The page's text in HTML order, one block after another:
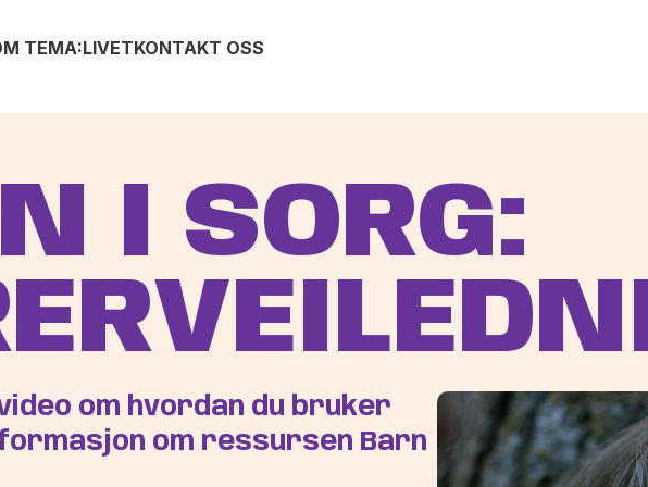
TEMA:LIVETKONTAKT OSS
I SORG:
om hvordan du bruker
om ressursen Barn